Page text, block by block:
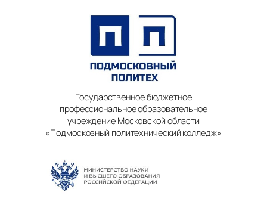
Государственное бюджетное
профессиональное образовательное
учреждение Московской области
«Подмосковный политехнический колледж»